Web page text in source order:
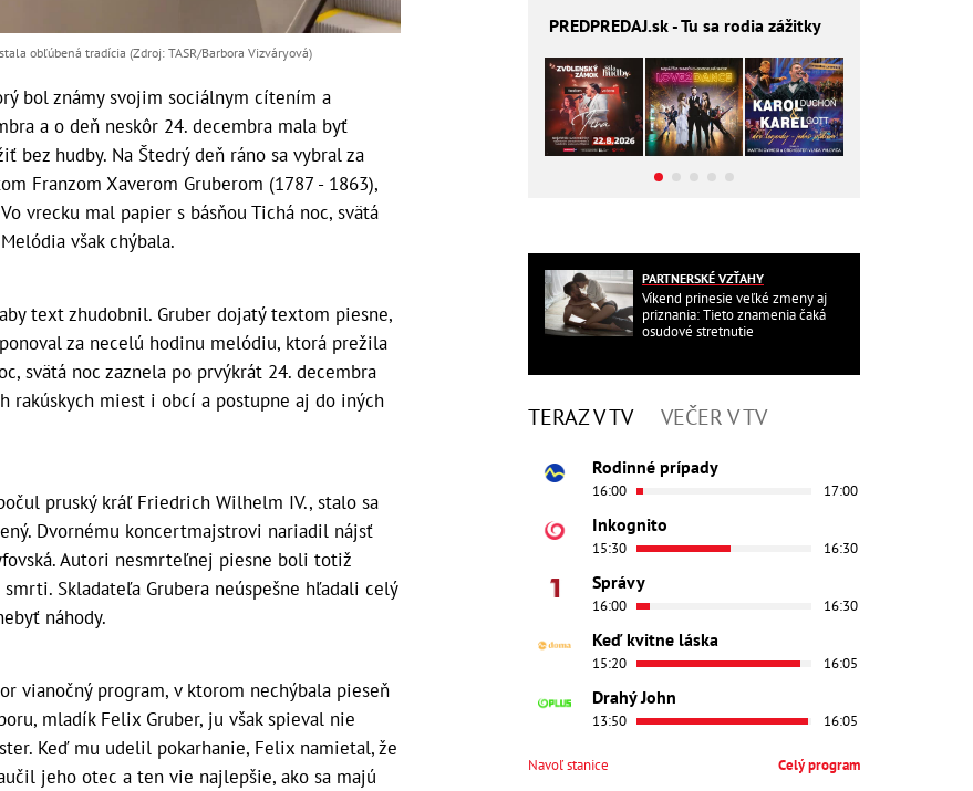
obľúbená tradícia (Zdroj: TASR/Barbora Vizváryová)
bol známy svojim sociálnym cítením a
a o deň neskôr 24. decembra mala byť
bez hudby. Na Štedrý deň ráno sa vybral za
Franzom Xaverom Gruberom (1787 - 1863),
vrecku mal papier s básňou Tichá noc, svätá
však chýbala.
text zhudobnil. Gruber dojatý textom piesne,
za necelú hodinu melódiu, ktorá prežila
svätá noc zaznela po prvýkrát 24. decembra
rakúskych miest i obcí a postupne aj do iných
pruský kráľ Friedrich Wilhelm IV., stalo sa
Dvornému koncertmajstrovi nariadil nájsť
Autori nesmrteľnej piesne boli totiž
Skladateľa Grubera neúspešne hľadali celý
náhody.
vianočný program, v ktorom nechýbala pieseň
mladík Felix Gruber, ju však spieval nie
Keď mu udelil pokarhanie, Felix namietal, že
jeho otec a ten vie najlepšie, ako sa majú
PREDPREDAJ.sk - Tu sa rodia zážitky
PARTNERSKÉ VZŤAHY
Víkend prinesie veľké zmeny aj
priznania: Tieto znamenia čaká
osudové stretnutie
TERAZ V TV VEČER V TV
Rodinné prípady
16:00 17:00
Inkognito
15:30 16:30
Správy
16:00 16:30
Keď kvitne láska
15:20 16:05
Drahý John
13:50 16:05
Navoľ stanice Celý program